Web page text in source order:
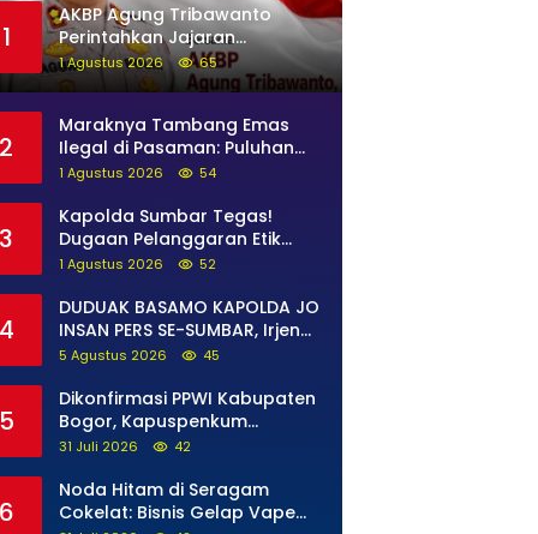
1
AKBP Agung Tribawanto
Perintahkan Jajaran
Persempit Ruang Gerak
Bandar Narkoba di Pasaman
1 Agustus 2026 65
2
Maraknya Tambang Emas
Ilegal di Pasaman: Puluhan
Unit Excavator Merusak Alam,
Lolo
1 Agustus 2026 54
3
Kapolda Sumbar Tegas!
Dugaan Pelanggaran Etik
Anggota Diproses Tanpa
AKBP F Dipercepat
1 Agustus 2026 52
4
DUDUAK BASAMO KAPOLDA JO
INSAN PERS SE-SUMBAR, Irjen
Pol. Djati Wiyoto Abadhy
bagi Pelanggar Hukum di
Internal Polri
5 Agustus 2026 45
5
Dikonfirmasi PPWI Kabupaten
Bogor, Kapuspenkum
Kejagung RI Benarkan Kasi
Bogor Jalani Pemeriksaan
31 Juli 2026 42
6
Noda Hitam di Seragam
Cokelat: Bisnis Gelap Vape